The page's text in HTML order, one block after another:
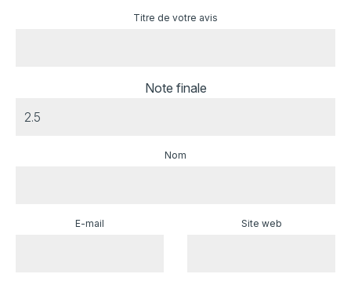
Titre de votre avis
Note finale
Nom
E-mail Site web